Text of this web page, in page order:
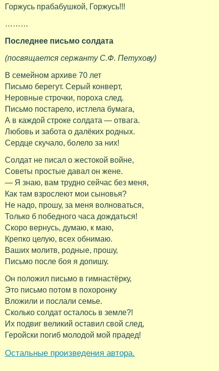
Горжусь прабабушкой, Горжусь!!!
………
Последнее письмо солдата
(посвящается сержанту С.Ф. Петухову)
В семейном архиве 70 лет
Письмо берегут. Серый конверт,
Неровные строчки, пороха след.
Письмо постарело, истлела бумага,
А в каждой строке солдата — отвага.
Любовь и забота о далёких родных.
Сердце скучало, болело за них!
Солдат не писал о жестокой войне,
Советы простые давал он жене.
— Я знаю, вам трудно сейчас без меня,
Как там взрослеют мои сыновья?
Не надо, прошу, за меня волноваться,
Только б победного часа дождаться!
Скоро вернусь, думаю, к маю,
Крепко целую, всех обнимаю.
Ваших молитв, родные, прошу,
Письмо после боя я допишу.
Он положил письмо в гимнастёрку,
Это письмо потом в похоронку
Вложили и послали семье.
Сколько солдат осталось в земле?!
Их подвиг великий оставил свой след,
Геройски погиб молодой мой прадед!
Остальные произведения автора.